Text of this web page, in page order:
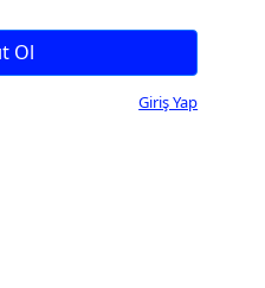
Ol
Giriş Yap